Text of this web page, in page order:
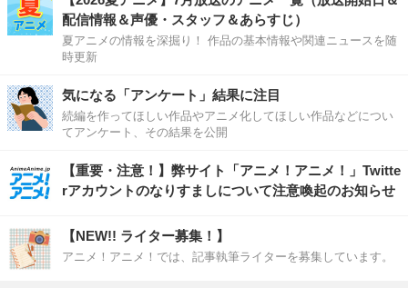
配信情報＆声優・スタッフ＆あらすじ）
夏アニメの情報を深掘り！ 作品の基本情報や関連ニュースを随
時更新
気になる「アンケート」結果に注目
続編を作ってほしい作品やアニメ化してほしい作品などについ
てアンケート、その結果を公開
【重要・注意！】弊サイト「アニメ！アニメ！」Twitte
rアカウントのなりすましについて注意喚起のお知らせ
【NEW!! ライター募集！】
アニメ！アニメ！では、記事執筆ライターを募集しています。